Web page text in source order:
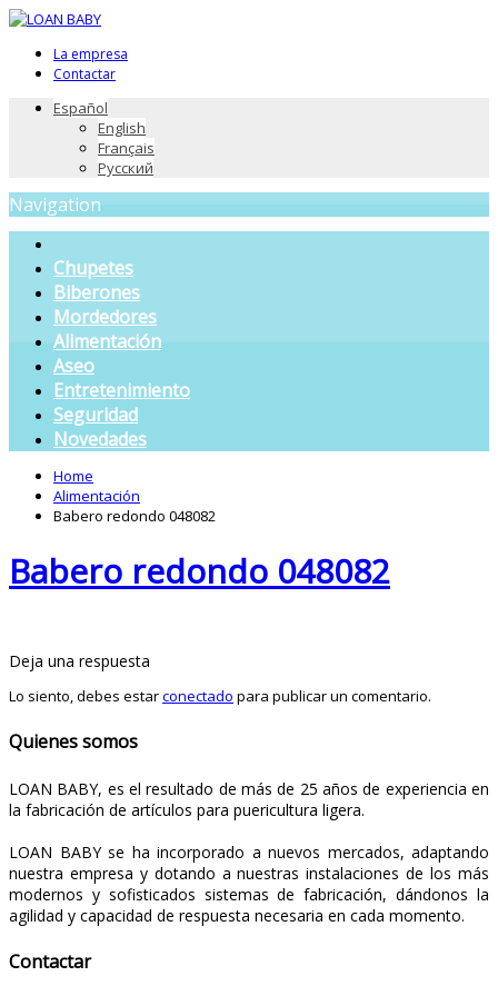
La empresa
Contactar
Español
English
Français
Русский
Navigation
Chupetes
Biberones
Mordedores
Alimentación
Aseo
Entretenimiento
Seguridad
Novedades
Home
Alimentación
Babero redondo 048082
Babero redondo 048082
Deja una respuesta
Lo siento, debes estarconectado para publicar un comentario.
Quienes somos
LOAN BABY, es el resultado de más de 25 años de experiencia en
la fabricación de artículos para puericultura ligera.
LOAN BABY se ha incorporado a nuevos mercados, adaptando
nuestra empresa y dotando a nuestras instalaciones de los más
modernos y sofisticados sistemas de fabricación, dándonos la
agilidad y capacidad de respuesta necesaria en cada momento.
Contactar